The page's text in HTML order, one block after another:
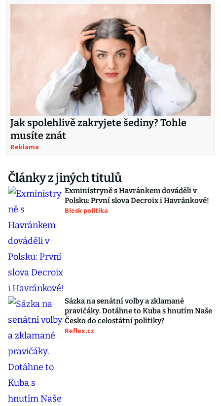
Jak spolehlivě zakryjete šediny? Tohle
musíte znát
Reklama
Články z jiných titulů
Exministryně s Havránkem dováděli v
Polsku: První slova Decroix i Havránkové!
Blesk politika
Sázka na senátní volby a zklamané
pravičáky. Dotáhne to Kuba s hnutím Naše
Česko do celostátní politiky?
Reflex.cz